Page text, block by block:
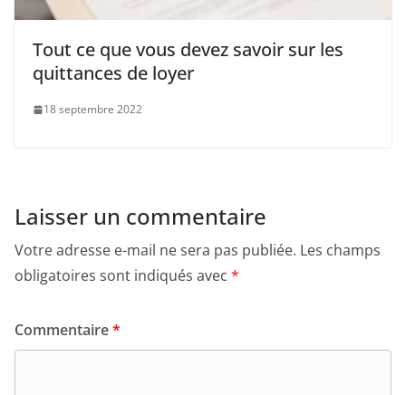
Tout ce que vous devez savoir sur les
quittances de loyer
18 septembre 2022
Laisser un commentaire
Votre adresse e-mail ne sera pas publiée. Les champs
obligatoires sont indiqués avec *
Commentaire*